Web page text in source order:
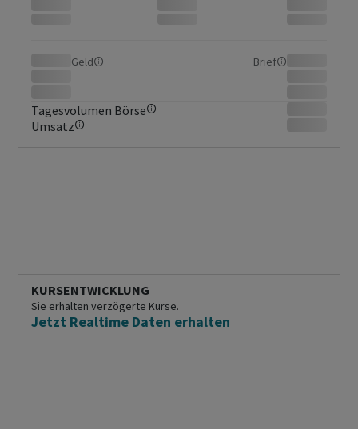
Geld Brief
Tagesvolumen Börse
Umsatz
KURSENTWICKLUNG
Sie erhalten verzögerte Kurse.
Jetzt Realtime Daten erhalten